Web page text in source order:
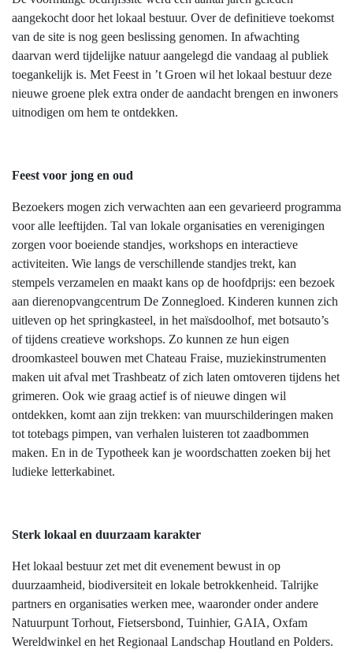
aangekocht door het lokaal bestuur. Over de definitieve toekomst
van de site is nog geen beslissing genomen. In afwachting
daarvan werd tijdelijke natuur aangelegd die vandaag al publiek
toegankelijk is. Met Feest in ’t Groen wil het lokaal bestuur deze
nieuwe groene plek extra onder de aandacht brengen en inwoners
uitnodigen om hem te ontdekken.
Feest voor jong en oud
Bezoekers mogen zich verwachten aan een gevarieerd programma
voor alle leeftijden. Tal van lokale organisaties en verenigingen
zorgen voor boeiende standjes, workshops en interactieve
activiteiten. Wie langs de verschillende standjes trekt, kan
stempels verzamelen en maakt kans op de hoofdprijs: een bezoek
aan dierenopvangcentrum De Zonnegloed. Kinderen kunnen zich
uitleven op het springkasteel, in het maïsdoolhof, met botsauto’s
of tijdens creatieve workshops. Zo kunnen ze hun eigen
droomkasteel bouwen met Chateau Fraise, muziekinstrumenten
maken uit afval met Trashbeatz of zich laten omtoveren tijdens het
grimeren. Ook wie graag actief is of nieuwe dingen wil
ontdekken, komt aan zijn trekken: van muurschilderingen maken
tot totebags pimpen, van verhalen luisteren tot zaadbommen
maken. En in de Typotheek kan je woordschatten zoeken bij het
ludieke letterkabinet.
Sterk lokaal en duurzaam karakter
Het lokaal bestuur zet met dit evenement bewust in op
duurzaamheid, biodiversiteit en lokale betrokkenheid. Talrijke
partners en organisaties werken mee, waaronder onder andere
Natuurpunt Torhout, Fietsersbond, Tuinhier, GAIA, Oxfam
Wereldwinkel en het Regionaal Landschap Houtland en Polders.